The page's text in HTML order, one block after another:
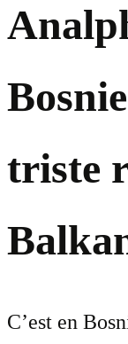
triste
C’est en